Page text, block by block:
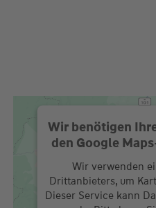
Wir benötigen
den Google
Wir verwenden
Drittanbieters, um
Dieser Service kann